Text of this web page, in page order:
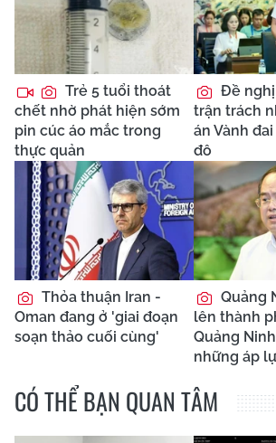
Trẻ 5 tuổi thoát
chết nhờ phát hiện sớm
pin cúc áo mắc trong
thực quản
Đề
trận trách
án Vành
đô
Thỏa thuận Iran -
Oman đang ở 'giai đoạn
soạn thảo cuối cùng'
Quảng
lên thành
Quảng
những áp
CÓ THỂ BẠN QUAN TÂM